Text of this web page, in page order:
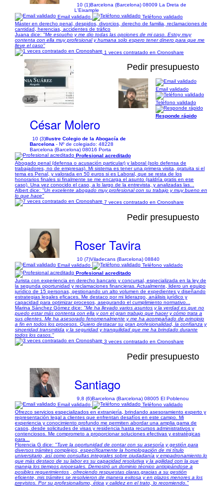
10 (1)Barcelona (Barcelona) 08009 La Dreta de
L'Eixample
Email validado
Teléfono validado
Máster en derecho penal, despidos, divorcios, derecho de familia, reclamaciones de
cantidad, herencias, accidentes de tráfico
Juana dice: "Me escucho y me dio todas las opciones de mi caso. Estoy muy
contenta con ella muy profesional y humana solo espero tener dinero para que me
lleve el caso"
1 veces contratado en Cronoshare
1/5
Pedir presupuesto
César Molero
10 (3)Ilustre Colegio de la Abogacía de
Barcelona - Nº de colegiado: 48228
Barcelona (Barcelona) 08016 Porta
Email validado
Teléfono validado
Responde rápido
Profesional acreditado
Abogado penal (defensa o acusación particular) y laboral (solo defensa de
trabajadores, no de empresas). Mi sistema es tener una primera visita, gratuita si el
tema es Penal, y valorada en 50 euros si es Laboral, que se resta de los
honorarios finales si finalmente se me encarga el asunto (saldría gratis en ese
caso). Una vez conocido el caso, a lo largo de la entrevista, y analizadas las...
Albert dice: "Un excelente abogado muy profesional con su trabajo y muy bueno en
lo que hace"
7 veces contratado en Cronoshare
Pedir presupuesto
Roser Tavira
10 (7)Viladecans (Barcelona) 08840
Email validado
Teléfono validado
Profesional acreditado
Jurista con experiencia en derecho bancario y concursal, especializada en la ley de
la segunda oportunidad y reclamaciones financieras. Actualmente, lidero un equipo
jurídico de 15 personas, gestionando un alto volumen de expedientes y diseñando
estrategias legales eficaces. Me destaco por mi liderazgo, análisis jurídico y
capacidad para optimizar procesos, asegurando el cumplimiento normativo...
Marina Sánchez Gómez dice: "Me ha llevado varios asuntos y la verdad es que no
puedo estar más contenta con ella y con el gran trabajo que hacer y cómo trata a
sus clientes. Me ha asesorado fenomenalmente y me ha acompañado de principio
a fin en todos los procesos. Quiero destacar su gran profesionalidad, la confianza y
sinceridad transmitida y la seguridad y tranquilidad que me ha brindado durante
todos los casos."
3 veces contratado en Cronoshare
Pedir presupuesto
Santiago
9,8 (6)Barcelona (Barcelona) 08005 El Poblenou
Email validado
Teléfono validado
Ofrezco servicios especializados en extranjería, brindando asesoramiento experto y
representación legal a clientes que enfrentan desafíos en este campo. Mi
experiencia y conocimiento profundo me permiten abordar una amplia gama de
casos, desde solicitudes de visas y residencia hasta recursos administrativos y
contenciosos. Me comprometo a proporcionar soluciones efectivas y estratégicas
para...
Florencia G dice: "Tuve la oportunidad de contar con su asesoría y gestión para
diversos trámites complejos, específicamente la homologación de mi título
universitario, así como consultas integrales sobre ciudadanía y empadronamiento. ​lo
que más destaco de su labor es su capacidad resolutiva y la agilidad con la que
maneja los tiempos procesales. Demostró un dominio técnico anticipándose a
posibles requerimientos , ofreciendo respuestas claras. ​gracias a su gestión
eficiente, mis trámites se resolvieron de manera exitosa y en plazos menores a los
previstos. Por su profesionalismo, ética y calidez en el trato, lo recomiendo."